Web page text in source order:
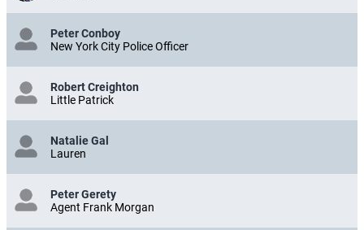
Peter Conboy
New York City Police Officer
Robert Creighton
Little Patrick
Natalie Gal
Lauren
Peter Gerety
Agent Frank Morgan